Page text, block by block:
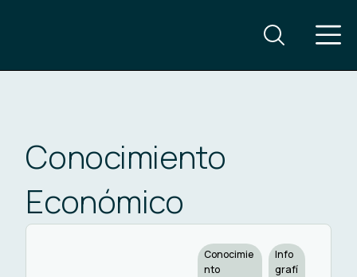
Conocimiento
Económico
Conocimie
nto
Info
grafí